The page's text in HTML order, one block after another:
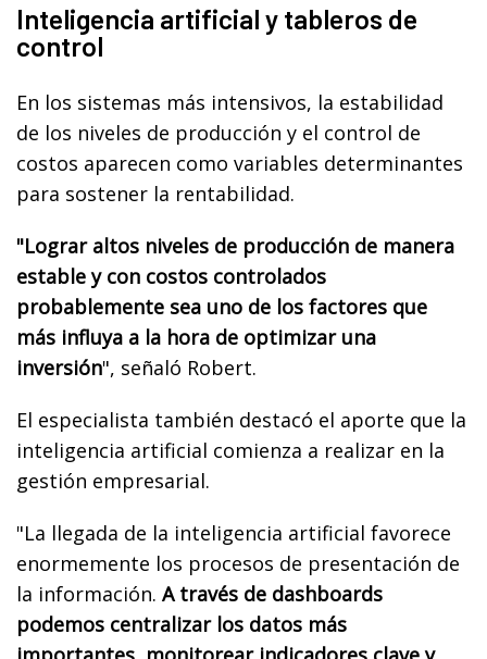
Inteligencia artificial y tableros de
control
En los sistemas más intensivos, la estabilidad
de los niveles de producción y el control de
costos aparecen como variables determinantes
para sostener la rentabilidad.
"Lograr altos niveles de producción de manera
estable y con costos controlados
probablemente sea uno de los factores que
más influya a la hora de optimizar una
inversión", señaló Robert.
El especialista también destacó el aporte que la
inteligencia artificial comienza a realizar en la
gestión empresarial.
"La llegada de la inteligencia artificial favorece
enormemente los procesos de presentación de
la información. A través de dashboards
podemos centralizar los datos más